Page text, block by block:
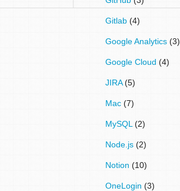
Gitlab(4)
Google Analytics(3)
Google Cloud(4)
JIRA(5)
Mac(7)
MySQL(2)
Node.js(2)
Notion(10)
OneLogin(3)